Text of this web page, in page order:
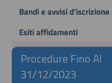
Bandi e avvisi
Esiti affidamenti
Procedure Fino Al
31/12/2023